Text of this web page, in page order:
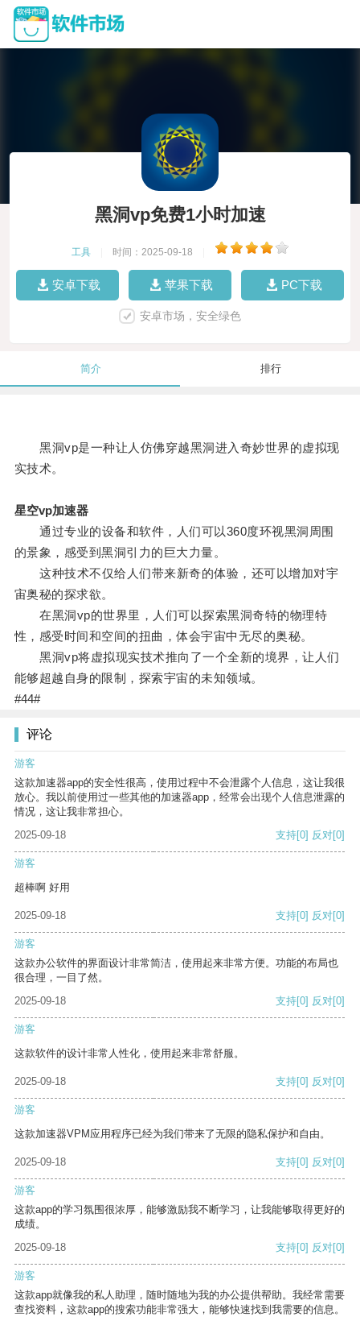
黑洞vp免费1小时加速
工具 时间：2025-09-18
安卓下载 苹果下载 PC下载
安卓市场，安全绿色
简介 排行
黑洞vp是一种让人仿佛穿越黑洞进入奇妙世界的虚拟现
实技术。
星空vp加速器
通过专业的设备和软件，人们可以360度环视黑洞周围
的景象，感受到黑洞引力的巨大力量。
这种技术不仅给人们带来新奇的体验，还可以增加对宇
宙奥秘的探求欲。
在黑洞vp的世界里，人们可以探索黑洞奇特的物理特
性，感受时间和空间的扭曲，体会宇宙中无尽的奥秘。
黑洞vp将虚拟现实技术推向了一个全新的境界，让人们
能够超越自身的限制，探索宇宙的未知领域。
#44#
评论
游客
这款加速器app的安全性很高，使用过程中不会泄露个人信息，这让我很
放心。我以前使用过一些其他的加速器app，经常会出现个人信息泄露的
情况，这让我非常担心。
2025-09-18
支持[0] 反对[0]
游客
超棒啊 好用
2025-09-18 支持[0] 反对[0]
游客
这款办公软件的界面设计非常简洁，使用起来非常方便。功能的布局也
很合理，一目了然。
2025-09-18
支持[0] 反对[0]
游客
这款软件的设计非常人性化，使用起来非常舒服。
2025-09-18 支持[0] 反对[0]
游客
这款加速器VPM应用程序已经为我们带来了无限的隐私保护和自由。
2025-09-18 支持[0] 反对[0]
游客
这款app的学习氛围很浓厚，能够激励我不断学习，让我能够取得更好的
成绩。
2025-09-18
支持[0] 反对[0]
游客
这款app就像我的私人助理，随时随地为我的办公提供帮助。我经常需要
查找资料，这款app的搜索功能非常强大，能够快速找到我需要的信息。